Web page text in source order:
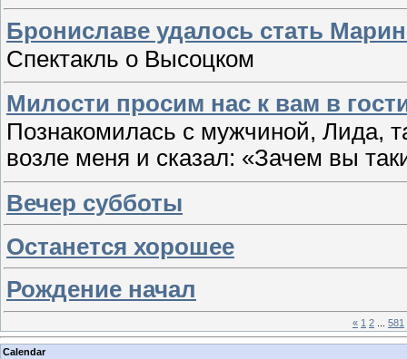
Брониславе удалось стать
Спектакль о Высоцком
Милости просим нас к вам в
Познакомилась с мужчиной, Лида,
возле меня и сказал: «Зачем вы
Вечер субботы
Останется хорошее
Рождение начал
« 1 2 581
Calendar